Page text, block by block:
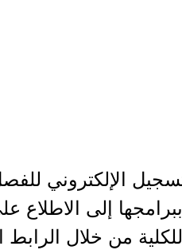
الإلكتروني
ببرامجها إلى
من خلال